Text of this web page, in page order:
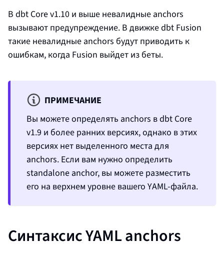
В dbt Core v1.10 и выше невалидные anchors
вызывают предупреждение. В движке dbt Fusion
такие невалидные anchors будут приводить к
ошибкам, когда Fusion выйдет из беты.
ПРИМЕЧАНИЕ
Вы можете определять anchors в dbt Core
v1.9 и более ранних версиях, однако в этих
версиях нет выделенного места для
anchors. Если вам нужно определить
standalone anchor, вы можете разместить
его на верхнем уровне вашего YAML-файла.
Синтаксис YAML anchors